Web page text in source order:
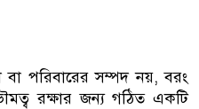
বা পরিবারের সম্পদ নয়, বরং
রক্ষার জন্য গঠিত একটি